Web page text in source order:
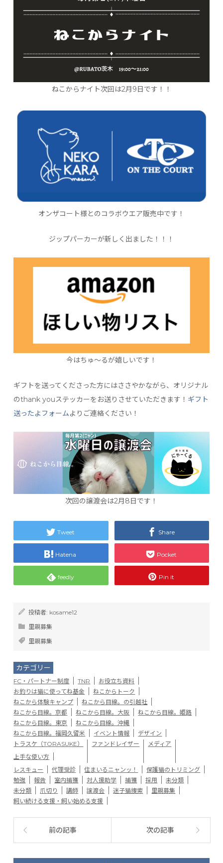
ねこからナイト次回は2月9日です！！
オンザコート様とのコラボウエア販売中です！
ジップパーカーが新しく出ました！！！
今はちゅ〜るが嬉しいです！
ギフトを送ってくださった方にはささやかながら、オリジナル
のthank youステッカーをお送りさせていただきます！ ギフト
送ったよフォームよりご連絡ください！
次回の譲渡会は2月8日です！
Tweet Share
Hatena Pocket
feedly Pin it
投稿者: kosame12
里親募集
里親募集
カテゴリー
FC・パートナー制度 TNR
お役立ち資料
お釣りは猫に使ってね基金
ねこからトーク
ねこから体験キャンプ
ねこから目線。の引越社
ねこから目線。京都
ねこから目線。大阪
ねこから目線。姫路
ねこから目線。東京
ねこから目線。沖縄
ねこから目線。福岡久留米
イベント情報
デザイン
トラスケ（TORASUKE）
上手な使い方
ファンドレイザー メディア
レスキュー 代理受診 住まいるニャンッ！
保護猫のトリミング
勉強
報告 室内捕獲 対人援助学 捕獲 採用
未分類
未分類
爪切り 講師 譲渡会 迷子猫捜索
里親募集
飼い続ける支援・飼い始める支援
前の記事 次の記事